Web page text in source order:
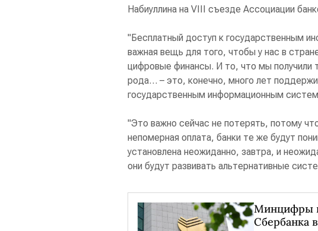
Набиуллина на VIII съезде Ассоциации
"Бесплатный доступ к государственным
важная вещь для того, чтобы у нас в
цифровые финансы. И то, что мы получили
рода… – это, конечно, много лет
государственным информационным
"Это важно сейчас не потерять, потому
непомерная оплата, банки те же будут
установлена неожиданно, завтра, и
они будут развивать альтернативные
Минцифры
Сбербанка